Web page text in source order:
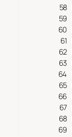
58
59
60
61
62
63
64
65
66
67
68
69